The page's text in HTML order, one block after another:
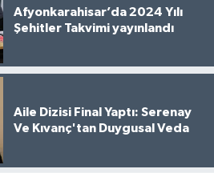
Afyonkarahisar’da 2024 Yılı
Şehitler Takvimi yayınlandı
Aile Dizisi Final Yaptı: Serenay
Ve Kıvanç'tan Duygusal Veda